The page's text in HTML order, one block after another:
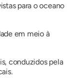
para o oceano
em meio à
conduzidos pela